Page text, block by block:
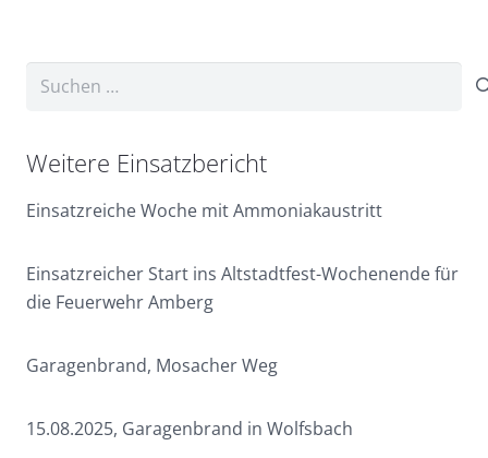
Suchen
Weitere Einsatzbericht
Einsatzreiche Woche mit Ammoniakaustritt
Einsatzreicher Start ins Altstadtfest-Wochenende für
die Feuerwehr Amberg
Garagenbrand, Mosacher Weg
15.08.2025, Garagenbrand in Wolfsbach